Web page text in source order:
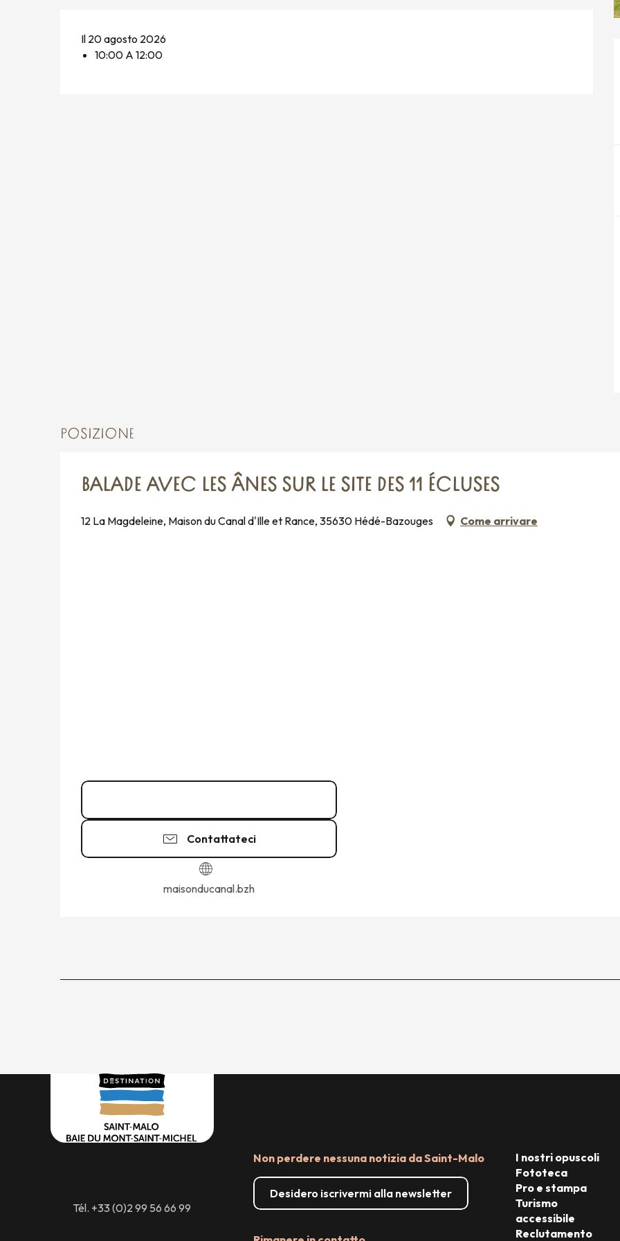
Il 20 agosto 2026
10:00 A 12:00
POSIZIONE
BALADE AVEC LES ÂNES SUR LE SITE DES 11 ÉCLUSES
12 La Magdeleine, Maison du Canal d'Ille et Rance, 35630 Hédé-Bazouges Come arrivare
Contattateci
maisonducanal.bzh
Tél. +33 (0)2 99 56 66 99
Non perdere nessuna notizia da Saint-Malo
Desidero iscrivermi alla newsletter
I nostri opuscoli
Fototeca
Pro e stampa
Turismo
accessibile
Reclutamento